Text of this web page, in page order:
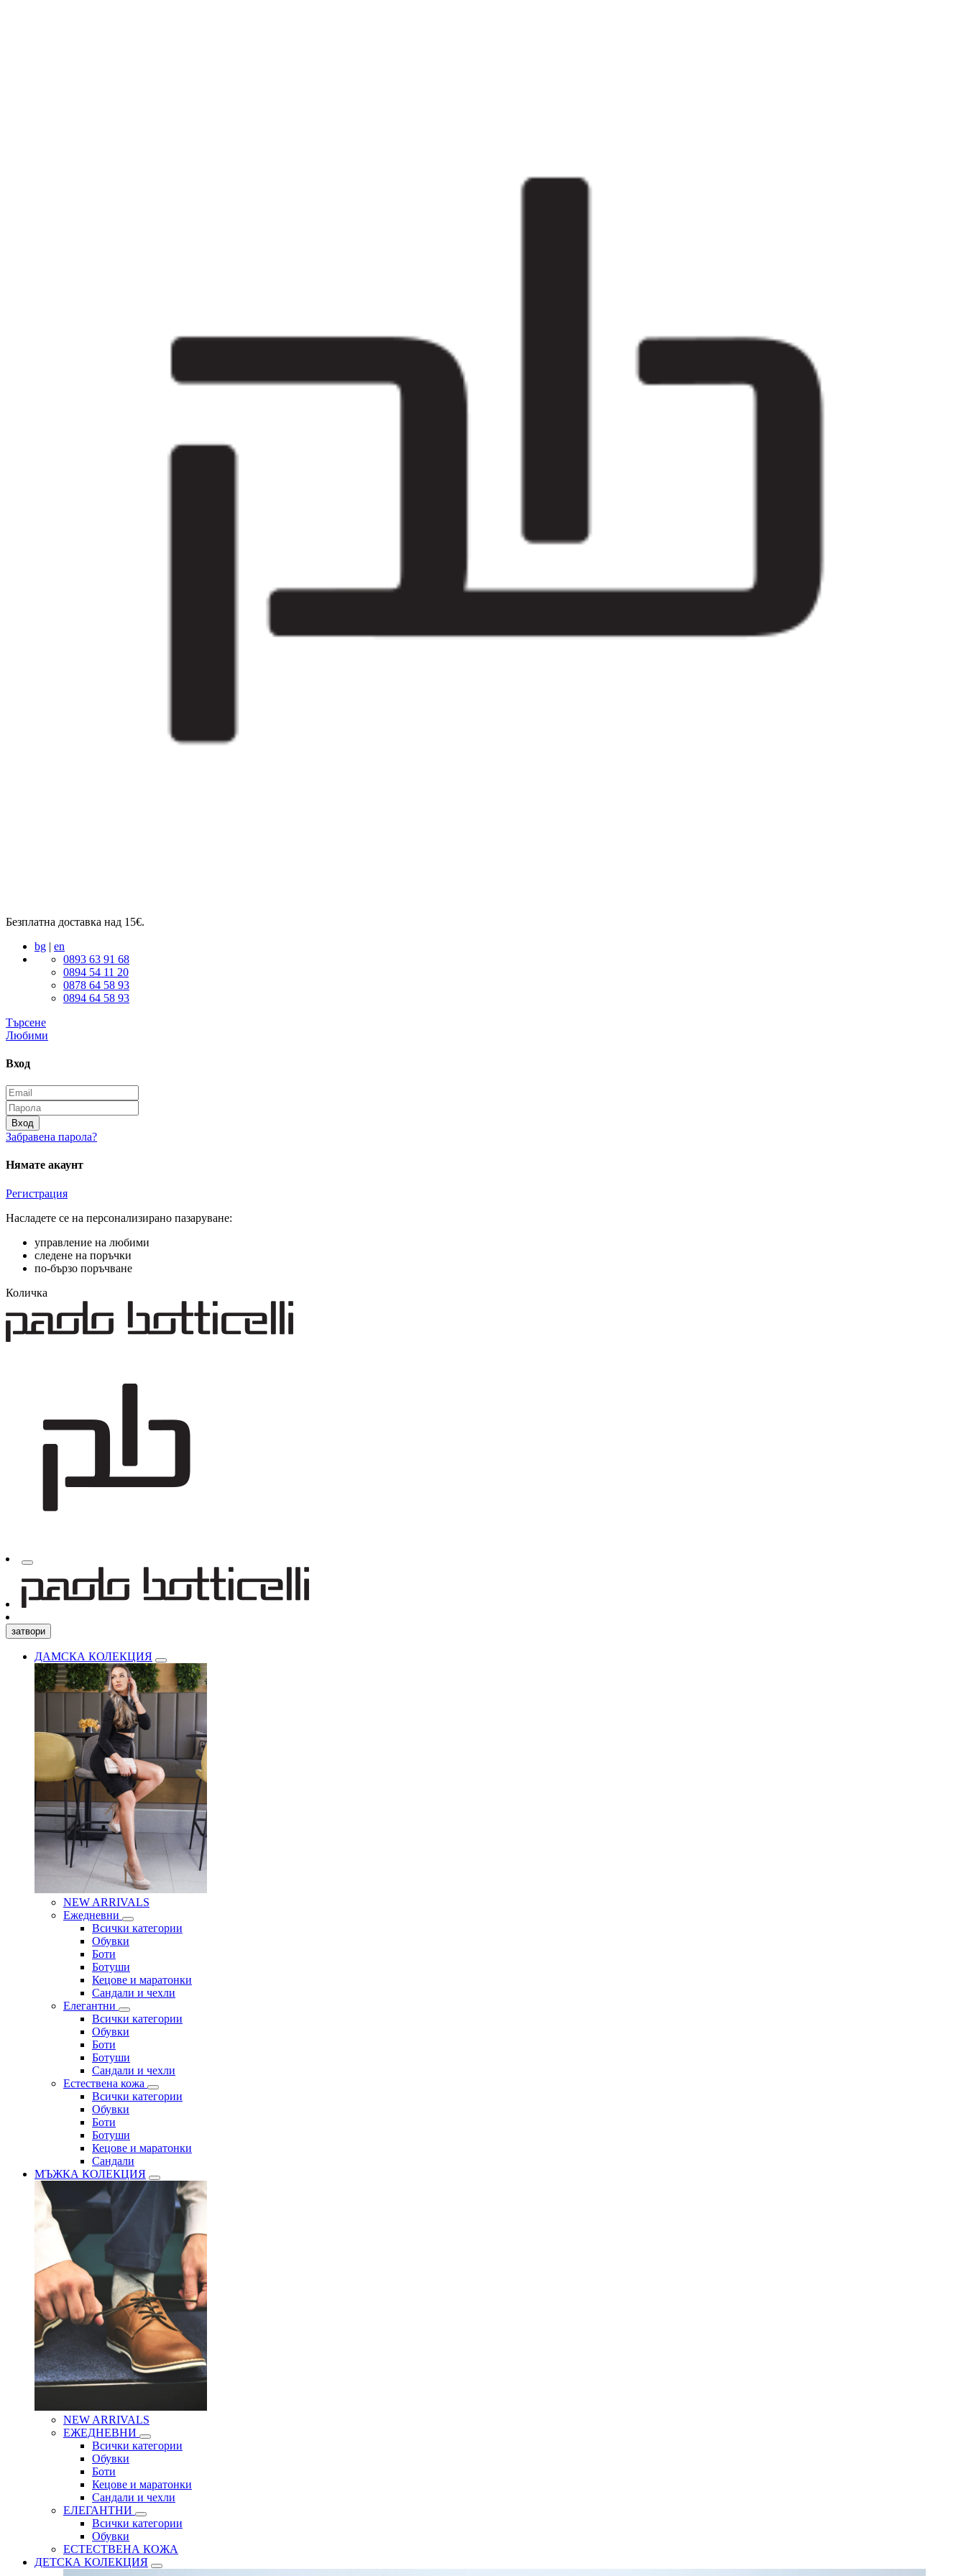
Безплатна доставка над 15€.
bg | en
0893 63 91 68
0894 54 11 20
0878 64 58 93
0894 64 58 93
Търсене
Любими
Вход
Вход
Забравена парола?
Нямате акаунт
Регистрация
Насладете се на персонализирано пазаруване:
управление на любими
следене на поръчки
по-бързо поръчване
Количка
затвори
ДАМСКА КОЛЕКЦИЯ
NEW ARRIVALS
Ежедневни
Всички категории
Обувки
Боти
Ботуши
Кецове и маратонки
Сандали и чехли
Елегантни
Всички категории
Обувки
Боти
Ботуши
Сандали и чехли
Естествена кожа
Всички категории
Обувки
Боти
Ботуши
Кецове и маратонки
Сандали
МЪЖКА КОЛЕКЦИЯ
NEW ARRIVALS
ЕЖЕДНЕВНИ
Всички категории
Обувки
Боти
Кецове и маратонки
Сандали и чехли
ЕЛЕГАНТНИ
Всички категории
Обувки
ЕСТЕСТВЕНА КОЖА
ДЕТСКА КОЛЕКЦИЯ